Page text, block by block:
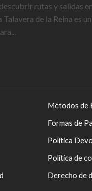
rutas y salidas
Talavera de la Reina es
Métodos de
Formas de
Política
Política de
Derecho de